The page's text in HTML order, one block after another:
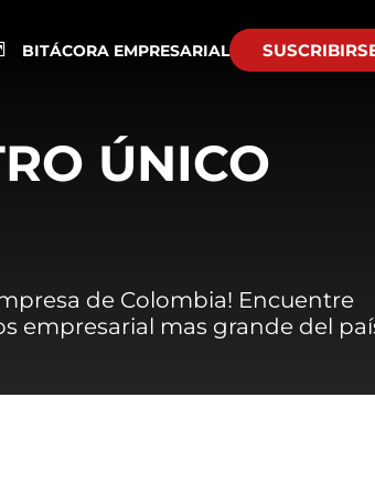
BITÁCORA EMPRESARIAL
ÚNICO
de Colombia! Encuentre
empresarial mas grande del